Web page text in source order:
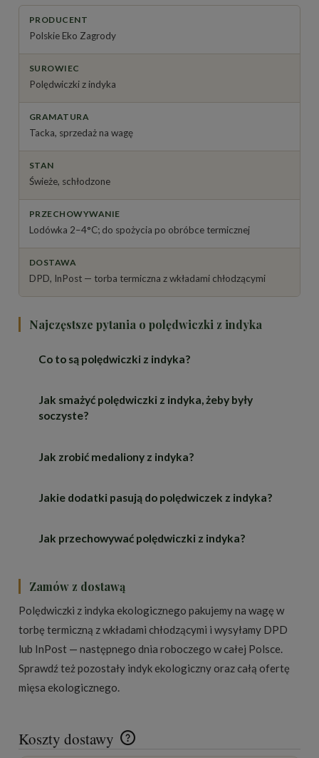
PRODUCENT
Polskie Eko Zagrody
SUROWIEC
Polędwiczki z indyka
GRAMATURA
Tacka, sprzedaż na wagę
STAN
Świeże, schłodzone
PRZECHOWYWANIE
Lodówka 2–4°C; do spożycia po obróbce termicznej
DOSTAWA
DPD, InPost — torba termiczna z wkładami chłodzącymi
Najczęstsze pytania o polędwiczki z indyka
Co to są polędwiczki z indyka?
To najdelikatniejszy mięsień indyka, czasem
nazywany polędwicą z indyka — chude, miękkie
Jak smażyć polędwiczki z indyka, żeby były
soczyste?
Smaż je krótko na średnim ogniu albo upiecz
obróbka je przesusza. Pomaga marynata i
Jak zrobić medaliony z indyka?
Pokrój polędwiczki w grubsze plastry, lekko rozbij,
zarumienią i będą ścięte w środku.
Jakie dodatki pasują do polędwiczek z indyka?
Ryż, kasza lub ziemniaki oraz warzywa — brokuł,
Jak przechowywać polędwiczki z indyka?
W lodówce w 2–4°C zgodnie z datą na
Zamów z dostawą
Polędwiczki z indyka ekologicznego pakujemy na wagę w
torbę termiczną z wkładami chłodzącymi i wysyłamy DPD
lub InPost — następnego dnia roboczego w całej Polsce.
Sprawdź też pozostały indyk ekologiczny oraz całą ofertę
mięsa ekologicznego.
Koszty dostawy